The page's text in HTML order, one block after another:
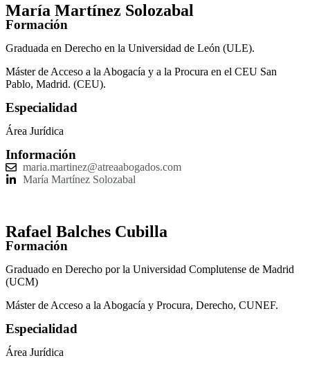
María Martínez Solozabal
Formación
Graduada en Derecho en la Universidad de León (ULE).
Máster de Acceso a la Abogacía y a la Procura en el CEU San
Pablo, Madrid. (CEU).
Especialidad
Área Jurídica
Información
maria.martinez@atreaabogados.com
María Martínez Solozabal
Rafael Balches Cubilla
Formación
Graduado en Derecho por la Universidad Complutense de Madrid
(UCM)
Máster de Acceso a la Abogacía y Procura, Derecho, CUNEF.
Especialidad
Área Jurídica